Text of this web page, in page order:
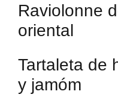
Raviolonne
oriental
Tartaleta de
y jamóm